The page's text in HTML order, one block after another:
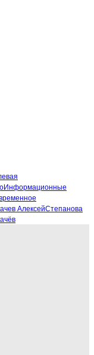
Информационные
АлексейСтепанова